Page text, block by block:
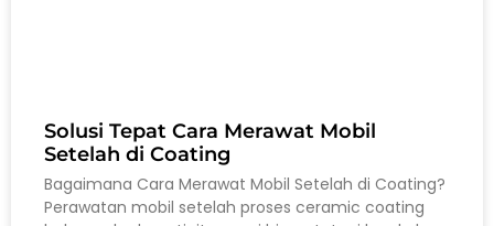
Solusi Tepat Cara Merawat Mobil
Setelah di Coating
Bagaimana Cara Merawat Mobil Setelah di Coating?
Perawatan mobil setelah proses ceramic coating